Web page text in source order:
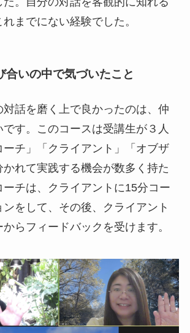
までにない経験でした。
合いの中で気づいたこと
話を磨く上で良かったのは、仲
す。このコースは受講生が３人
チ」「クライアント」「オブザ
れて実践する機会が数多く持た
ーチは、クライアントに15分コー
をして、その後、クライアント
らフィードバックを受けます。